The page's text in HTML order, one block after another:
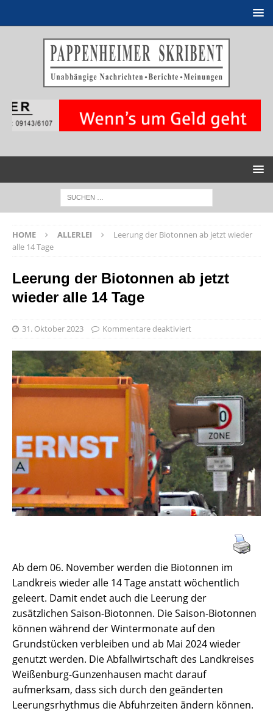
HOME ALLERLEI
Leerung der Biotonnen ab jetzt wieder
alle 14 Tage
Leerung der Biotonnen ab jetzt
wieder alle 14 Tage
31. Oktober 2023 Kommentare deaktiviert
Ab dem 06. November werden die Biotonnen im
Landkreis wieder alle 14 Tage anstatt wöchentlich
geleert. Damit endet auch die Leerung der
zusätzlichen Saison-Biotonnen. Die Saison-Biotonnen
können während der Wintermonate auf den
Grundstücken verbleiben und ab Mai 2024 wieder
genutzt werden. Die Abfallwirtschaft des Landkreises
Weißenburg-Gunzenhausen macht darauf
aufmerksam, dass sich durch den geänderten
Leerungsrhythmus die Abfuhrzeiten ändern können.